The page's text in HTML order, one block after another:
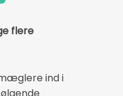
flere
ind i